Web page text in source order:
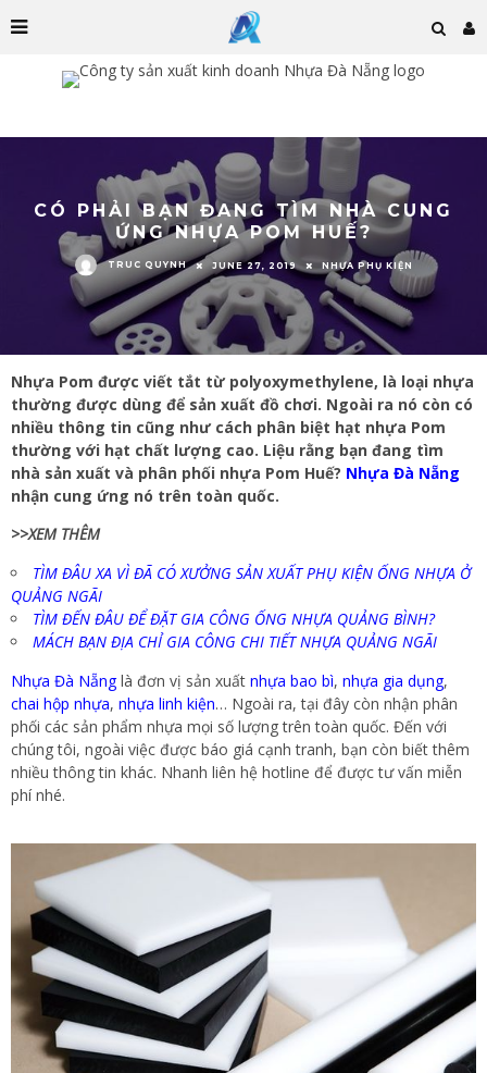
CÓ PHẢI BẠN ĐANG TÌM NHÀ CUNG
ỨNG NHỰA POM HUẾ?
TRUC QUYNH JUNE 27, 2019 NHỰA PHỤ KIỆN
Nhựa Pom được viết tắt từ polyoxymethylene, là loại nhựa
thường được dùng để sản xuất đồ chơi. Ngoài ra nó còn có
nhiều thông tin cũng như cách phân biệt hạt nhựa Pom
thường với hạt chất lượng cao. Liệu rằng bạn đang tìm
nhà sản xuất và phân phối nhựa Pom Huế? Nhựa Đà Nẵng
nhận cung ứng nó trên toàn quốc.
>>XEM THÊM
TÌM ĐÂU XA VÌ ĐÃ CÓ XƯỞNG SẢN XUẤT PHỤ KIỆN ỐNG NHỰA Ở
QUẢNG NGÃI
TÌM ĐẾN ĐÂU ĐỂ ĐẶT GIA CÔNG ỐNG NHỰA QUẢNG BÌNH?
MÁCH BẠN ĐỊA CHỈ GIA CÔNG CHI TIẾT NHỰA QUẢNG NGÃI
Nhựa Đà Nẵnglà đơn vị sản xuất nhựa bao bì, nhựa gia dụng,
chai hộp nhựa, nhựa linh kiện… Ngoài ra, tại đây còn nhận phân
phối các sản phẩm nhựa mọi số lượng trên toàn quốc. Đến với
chúng tôi, ngoài việc được báo giá cạnh tranh, bạn còn biết thêm
nhiều thông tin khác. Nhanh liên hệ hotline để được tư vấn miễn
phí nhé.